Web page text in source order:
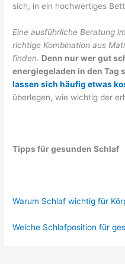
sich, in ein hochwertiges
Eine ausführliche Beratung
richtige Kombination aus
finden. Denn nur wer gut
energiegeladen in den Tag
lassen sich häufig etwas
überlegen, wie wichtig der
Tipps für gesunden Schlaf
Warum Schlaf wichtig für
Welche Schlafposition für